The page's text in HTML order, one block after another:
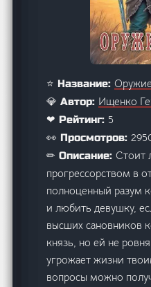
⭐ Название:
💎 Автор: Ищенко
❤ Рейтинг: 5
👀 Просмотров:
✏ Описание:Стоит
прогрессорством в
полноценный разум
и любить девушку,
высших сановников
князь, но ей не
угрожает жизни
вопросы можно